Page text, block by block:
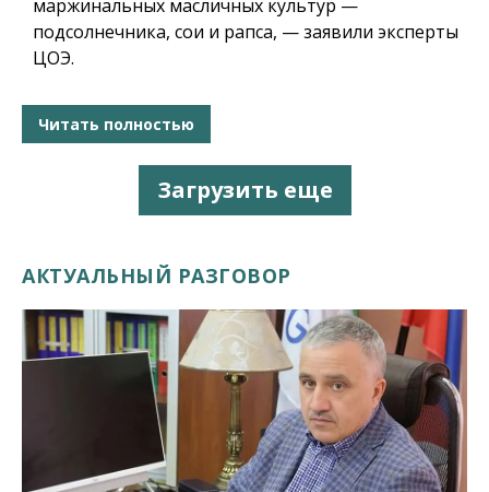
маржинальных масличных культур —
подсолнечника, сои и рапса, — заявили эксперты
ЦОЭ.
Читать полностью
Загрузить еще
АКТУАЛЬНЫЙ РАЗГОВОР